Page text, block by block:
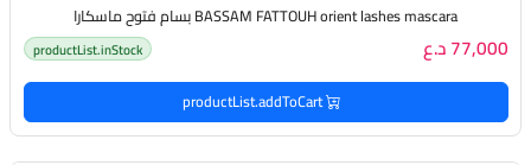
BASSAM FATTOUH orient lashes mascara بسام فتوح ماسكارا
77,000 د.ع productList.inStock
productList.addToCart